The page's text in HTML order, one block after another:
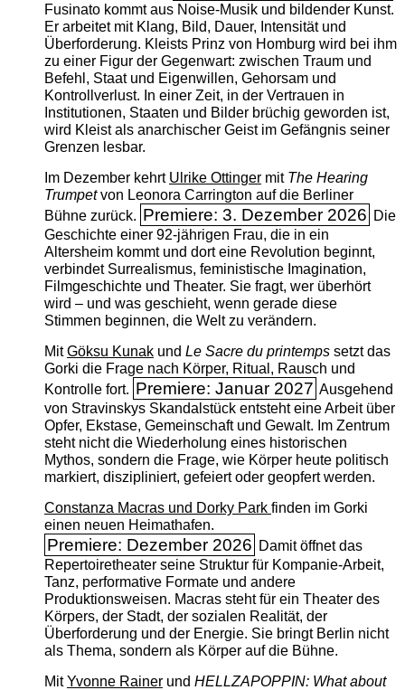
Fusinato kommt aus Noise-Musik und bildender Kunst.
Er arbeitet mit Klang, Bild, Dauer, Intensität und
Überforderung. Kleists Prinz von Homburg wird bei ihm
zu einer Figur der Gegenwart: zwischen Traum und
Befehl, Staat und Eigenwillen, Gehorsam und
Kontrollverlust. In einer Zeit, in der Vertrauen in
Institutionen, Staaten und Bilder brüchig geworden ist,
wird Kleist als anarchischer Geist im Gefängnis seiner
Grenzen lesbar.
Im Dezember kehrt Ulrike Ottingermit The ­Hearing
Trumpetvon Leonora Carrington auf die Berliner
Bühne zurück. Premiere: 3. Dezember 2026 Die
Geschichte einer 92-jährigen Frau, die in ein
Altersheim kommt und dort eine Revolution beginnt,
verbindet Surrealismus, feministische Imagination,
Filmgeschichte und Theater. Sie fragt, wer überhört
wird – und was geschieht, wenn gerade diese
Stimmen beginnen, die Welt zu verändern.
MitGöksu Kunakund Le Sacre du printempssetzt das
Gorki die Frage nach Körper, Ritual, Rausch und
Kontrolle fort. Premiere: Januar 2027 Ausgehend
von Stravinskys Skandalstück entsteht eine Arbeit über
Opfer, Ekstase, Gemeinschaft und Gewalt. Im Zentrum
steht nicht die Wiederholung eines historischen
Mythos, sondern die Frage, wie Körper heute politisch
markiert, diszipliniert, gefeiert oder geopfert werden.
Constanza Macras und Dorky Park finden im Gorki
einen neuen Heimathafen.
Premiere: Dezember 2026 Damit öffnet das
Repertoiretheater seine Struktur für Kompanie-Arbeit,
Tanz, performative Formate und andere
Produktionsweisen. Macras steht für ein Theater des
Körpers, der Stadt, der sozialen Realität, der
Überforderung und der Energie. Sie bringt Berlin nicht
als Thema, sondern als Körper auf die Bühne.
MitYvonne Rainerund HELLZAPOPPIN: What about